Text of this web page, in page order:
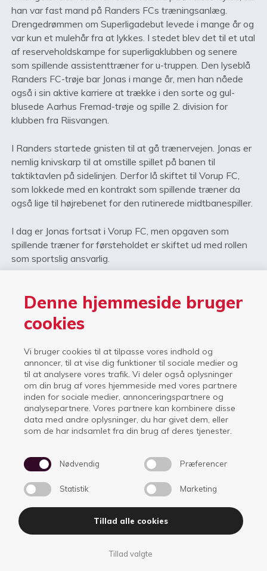
Denne hjemmeside bruger
cookies
Vi bruger cookies til at tilpasse vores indhold og
annoncer, til at vise dig funktioner til sociale medier og
til at analysere vores trafik. Vi deler også oplysninger
om din brug af vores hjemmeside med vores partnere
inden for sociale medier, annonceringspartnere og
analysepartnere. Vores partnere kan kombinere disse
data med andre oplysninger, du har givet dem, eller
som de har indsamlet fra din brug af deres tjenester.
Nødvendig Præferencer
Statistik Marketing
Tillad valgte
Tillad alle cookies
han var fast mand på Randers FCs træningsanlæg.
Drengedrømmen om Superligadebut levede i mange år og
var kun et mulehår fra at lykkes. I stedet blev det til et utal
af reserveholdskampe for superligaklubben og senere
som spillende assistenttræner for u-truppen. Den lyseblå
Randers FC-trøje bar Jonas i mange år, men han nåede
også i sin aktive karriere at trække i den sorte og gul-
blusede Aarhus Fremad-trøje og spille 2. division for
klubben fra Riisvangen.
I Randers startede gnisten til at gå trænervejen. Jonas er
nemlig knivskarp til at omstille spillet på banen til
taktiktavlen på sidelinjen. Derfor lå skiftet til Vorup FC,
som lokkede med en kontrakt som spillende træner da
også lige til højrebenet for den rutinerede midtbanespiller.
I dag er Jonas fortsat i Vorup FC, men opgaven som
spillende træner for førsteholdet er skiftet ud med rollen
som sportslig ansvarlig.
hvor han bruger sin erfaring fra et helt liv i
fodboldverdenen. Uanset hvilket perspektiv, der bringes i
spil, har Jonas prøvet det og det kommer elever til gode.
Tilbage
Idrætsskolerne Ikast
Hagelskærvej 40
7430 Ikast